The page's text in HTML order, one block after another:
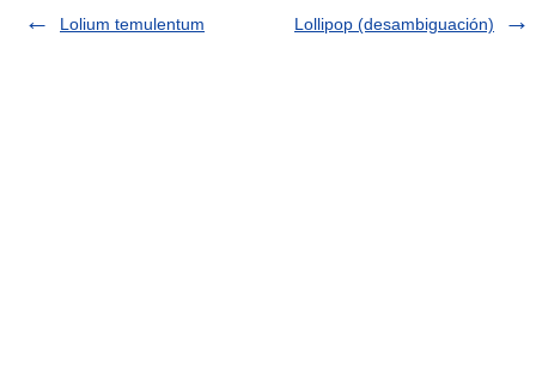
Lolium temulentum
Lollipop (desambiguación)